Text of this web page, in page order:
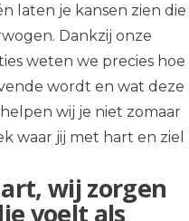
laten je kansen zien die
Dankzij onze
weten we precies hoe
wordt en wat deze
wij je niet zomaar
waar jij met hart en ziel
wij zorgen
voelt als